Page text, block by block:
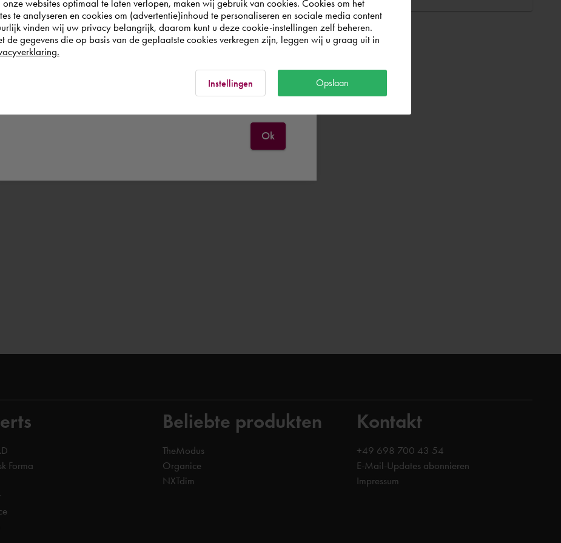
Forma
Beliebte produkten
TheModus
Organice
NXTdim
Kontakt
+49 698 700 43 54
E-Mail-Updates abonnieren
Impressum
wish to shop.
Österreich
Ok
websites optimaal te laten verlopen, maken wij gebruik van cookies. Cookies om het
te analyseren en cookies om (advertentie)inhoud te personaliseren en sociale media content
vinden wij uw privacy belangrijk, daarom kunt u deze cookie-instellingen zelf beheren.
de gegevens die op basis van de geplaatste cookies verkregen zijn, leggen wij u graag uit in
Instellingen Opslaan